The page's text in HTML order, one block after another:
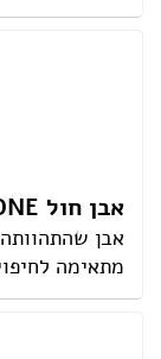
אבן חול SAND STONE
אבן
מתאימה